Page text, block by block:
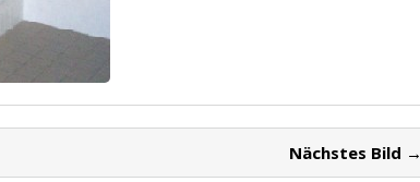
Nächstes Bild →